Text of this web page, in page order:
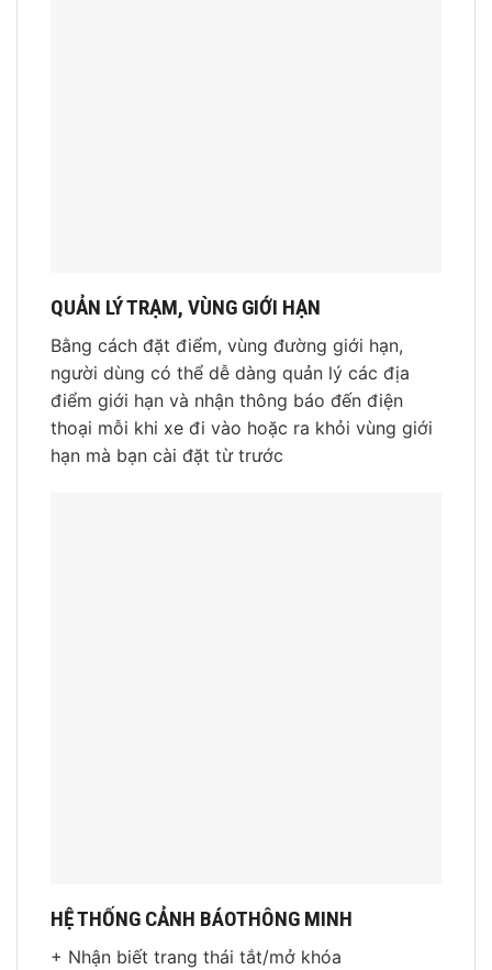
QUẢN LÝ TRẠM, VÙNG GIỚI HẠN
Bằng cách đặt điểm, vùng đường giới hạn,
người dùng có thể dễ dàng quản lý các địa
điểm giới hạn và nhận thông báo đến điện
thoại mỗi khi xe đi vào hoặc ra khỏi vùng giới
hạn mà bạn cài đặt từ trước
HỆ THỐNG CẢNH BÁOTHÔNG MINH
+ Nhận biết trang thái tắt/mở khóa